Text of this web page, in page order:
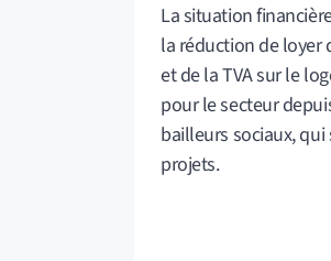
La situation
la réduction de loyer
et de la TVA sur le
pour le secteur
bailleurs sociaux,
projets.